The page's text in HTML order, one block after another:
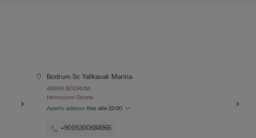
Bodrum Sc Yalikavak Marina
48990 BODRUM
Intimissimi Donna
Aperto adesso fino alle 22:00
+9005300684965